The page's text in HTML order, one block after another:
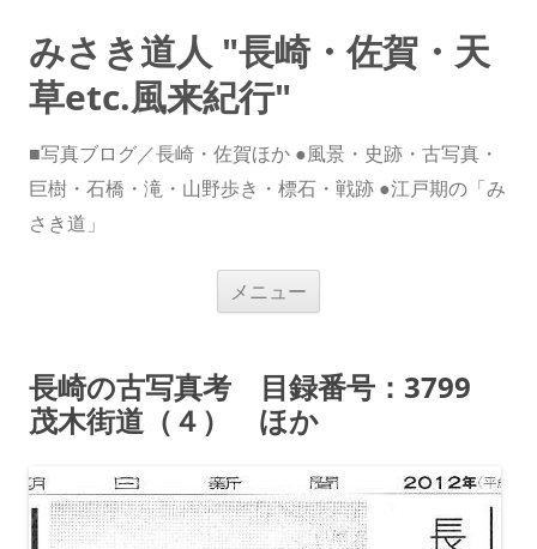
みさき道人 "長崎・佐賀・天
草etc.風来紀行"
■写真ブログ／長崎・佐賀ほか ●風景・史跡・古写真・
巨樹・石橋・滝・山野歩き・標石・戦跡 ●江戸期の「み
さき道」
メニュー
ス
キ
長崎の古写真考 目録番号：3799
茂木街道（４） ほか